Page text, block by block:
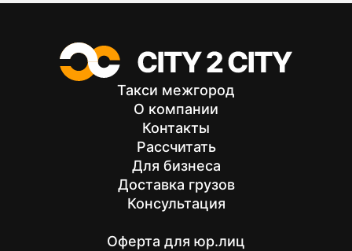
Такси межгород
О компании
Контакты
Рассчитать
Для бизнеса
Доставка грузов
Консультация
Оферта для юр.лиц